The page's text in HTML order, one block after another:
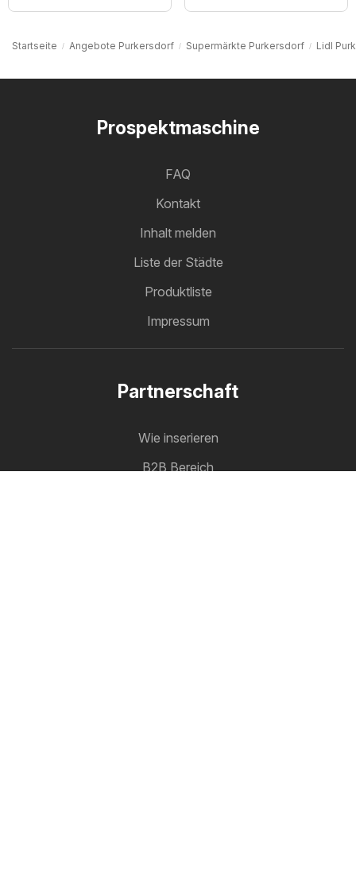
Startseite Angebote Purkersdorf Supermärkte Purkersdorf Lidl
Prospektmaschine
FAQ
Kontakt
Inhalt melden
Liste der Städte
Produktliste
Impressum
Partnerschaft
Wie inserieren
B2B Bereich